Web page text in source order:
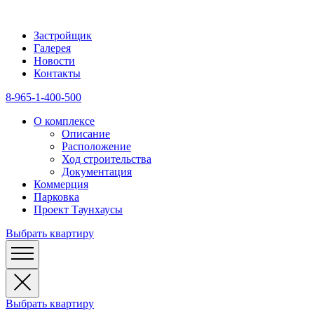
Застройщик
Галерея
Новости
Контакты
8-965-1-400-500
О комплексе
Описание
Расположение
Ход строительства
Документация
Коммерция
Парковка
Проект Таунхаусы
Выбрать квартиру
Выбрать квартиру